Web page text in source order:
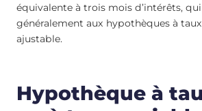
équivalente à trois mois d’intérêts,
généralement aux hypothèques à
ajustable.
Hypothèque à